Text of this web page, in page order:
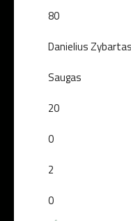
80
Danielius Zybartas
Saugas
20
0
2
0